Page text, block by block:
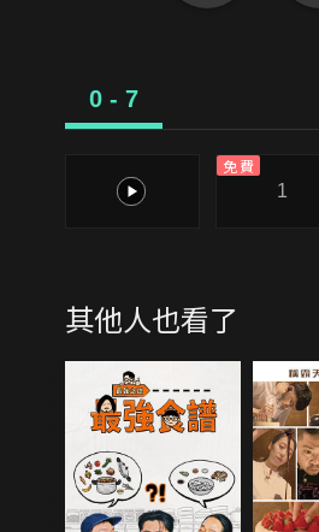
0 - 7
0
免費
1
其他人也看了